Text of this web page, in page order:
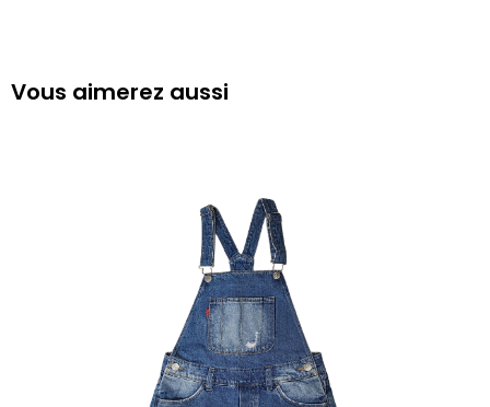
Vous aimerez aussi